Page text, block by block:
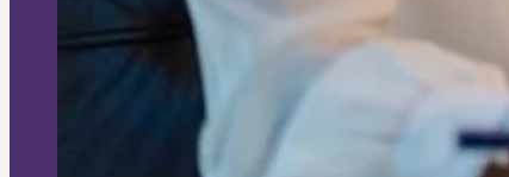
Ik ga akkoord met het ontvangen van e-